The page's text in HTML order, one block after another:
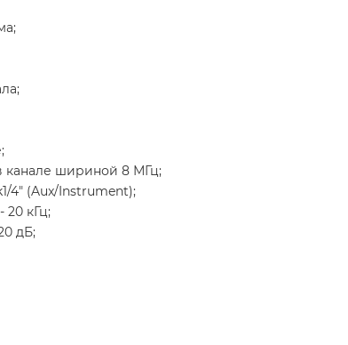
канале шириной 8 МГц;
4" (Aux/Instrument);
20 кГц;
дБ;